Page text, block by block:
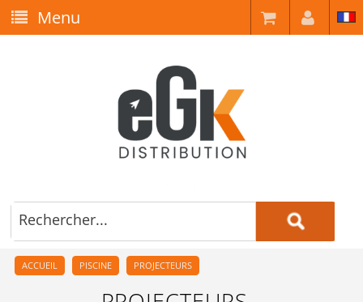
Menu
ACCUEIL PISCINE PROJECTEURS